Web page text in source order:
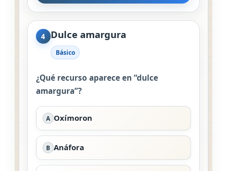
4 Dulce amargura
Básico
¿Qué recurso aparece en “dulce
amargura”?
A Oxímoron
B Anáfora